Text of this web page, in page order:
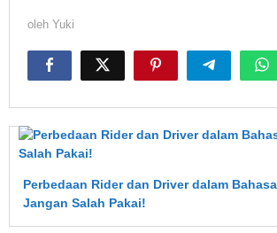
oleh Yuki
Perbedaan Rider dan Driver dalam
Jangan Salah Pakai!